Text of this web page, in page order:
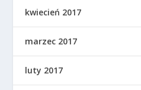
kwiecień 2017
marzec 2017
luty 2017